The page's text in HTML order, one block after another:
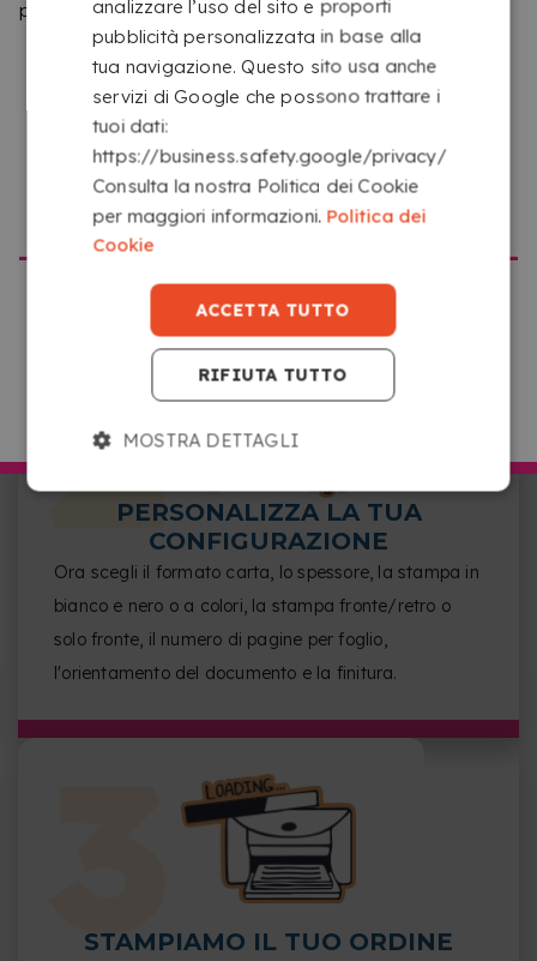
preghiamo di confermare il sito che vuoi visitare.
ANDARE SU COPYKREA USA
ANDARE SU COPYKREA ITALIA
CARICA IL TUO FILE
Carica i tuoi file da qualsiasi dispositivo con accesso
a Internet facendo clic sul riquadro con la scritta
“Seleziona o trascina qui i tuoi file”.
PERSONALIZZA LA TUA
CONFIGURAZIONE
Ora scegli il formato carta, lo spessore, la stampa in
bianco e nero o a colori, la stampa fronte/retro o
solo fronte, il numero di pagine per foglio,
l'orientamento del documento e la finitura.
STAMPIAMO IL TUO ORDINE
analizzare l’uso del sito e proporti
pubblicità personalizzata in base alla
tua navigazione. Questo sito usa anche
servizi di Google che possono trattare i
tuoi dati:
https://business.safety.google/privacy/
Consulta la nostra Politica dei Cookie
per maggiori informazioni. Politica dei
Cookie
ACCETTA TUTTO
RIFIUTA TUTTO
MOSTRA DETTAGLI